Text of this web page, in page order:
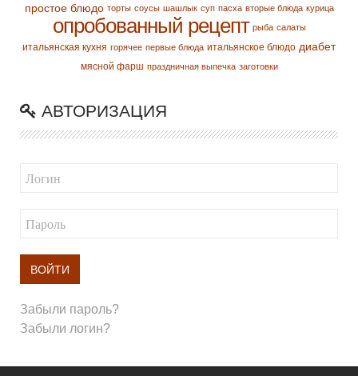
простое блюдо торты соусы шашлык суп пасха вторые блюда курица
опробованный рецепт рыба салаты
итальянская кухня горячее первые блюда итальянское блюдо диабет
мясной фарш праздничная выпечка заготовки
АВТОРИЗАЦИЯ
ВОЙТИ
Забыли пароль?
Забыли логин?